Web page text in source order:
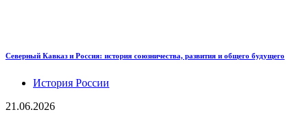
Северный Кавказ и Россия: история союзничества, развития и общего будущего
История России
21.06.2026